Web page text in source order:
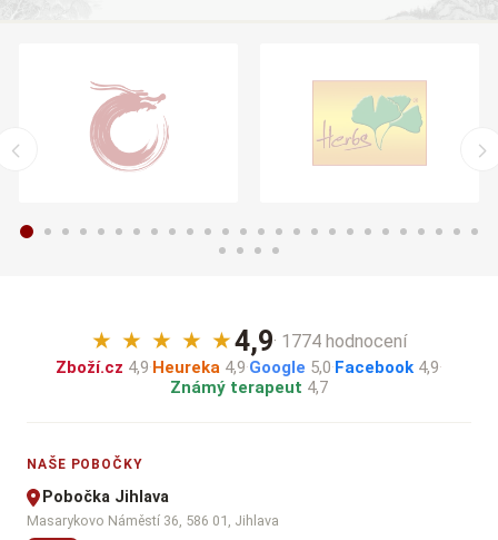
★ ★ ★ ★ ★4,9· 1774 hodnocení
Zboží.cz 4,9· Heureka 4,9·Google 5,0· Facebook 4,9·
Známý terapeut 4,7
NAŠE POBOČKY
Pobočka Jihlava
Masarykovo Náměstí 36, 586 01, Jihlava